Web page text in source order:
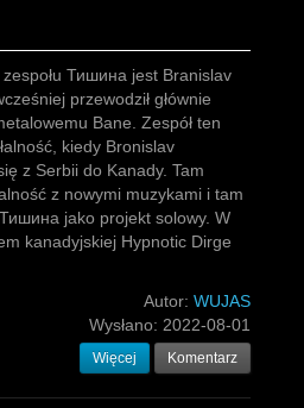
zespołu Тишина jest Branislav
przewodził głównie
Bane. Zespół ten
kiedy Bronislav
z Serbii do Kanady. Tam
z nowymi muzykami i tam
jako projekt solowy. W
kanadyjskiej Hypnotic Dirge
Autor: WUJAS
Wysłano: 2022-08-01
Więcej Komentarz